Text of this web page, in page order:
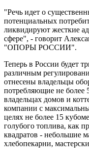
"Речь идет о
потенциальных
ликвидируют жесткие
сфере", - говорит
"ОПОРЫ РОССИИ".
Теперь в России будет
различным
отнесены владельцы
потребляющие не более
владельцах домов и
компании с
целях не более 15
голубого топлива, как
квадратов - небольшие
хлебопекарни,